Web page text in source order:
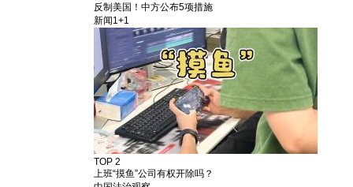
反制美国！中方公布5项措施
新闻1+1
TOP 2
上班“摸鱼”公司有权开除吗？